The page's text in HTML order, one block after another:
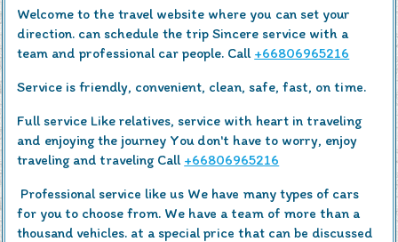
Welcome to the travel website where you can set your
direction. can schedule the trip Sincere service with a
team and professional car people. Call +66806965216
Service is friendly, convenient, clean, safe, fast, on time.
Full service Like relatives, service with heart in traveling
and enjoying the journey You don't have to worry, enjoy
traveling and traveling Call +66806965216
Professional service like us We have many types of cars
for you to choose from. We have a team of more than a
thousand vehicles. at a special price that can be discussed